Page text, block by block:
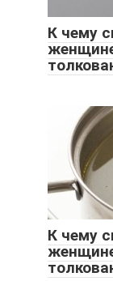
К чему
К чему